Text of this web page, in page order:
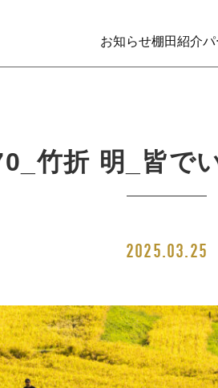
お知らせ棚田紹介
竹折 明_皆で
2025.03.25